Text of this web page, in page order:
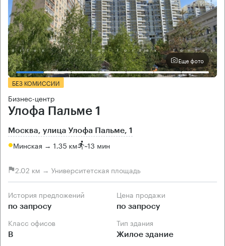
Еще фото
БЕЗ КОМИССИИ
Бизнес-центр
Улофа Пальме 1
Москва, улица Улофа Пальме, 1
Минская → 1.35 км ~13 мин
2.02 км → Университетская площадь
История предложений
по запросу
Цена продажи
по запросу
Класс офисов
B
Тип здания
Жилое здание